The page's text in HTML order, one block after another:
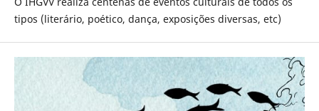
tipos (literário, poético, dança, exposições diversas, etc)